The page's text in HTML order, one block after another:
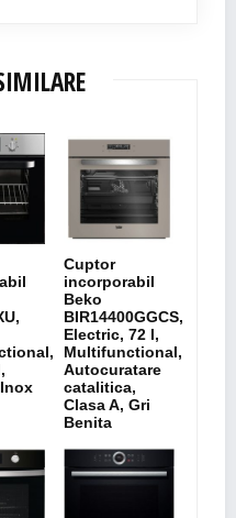
Cuptor
incorporabil
Beko
BIR14400GGCS,
Electric, 72 l,
Multifunctional,
Autocuratare
catalitica,
Clasa A, Gri
Benita